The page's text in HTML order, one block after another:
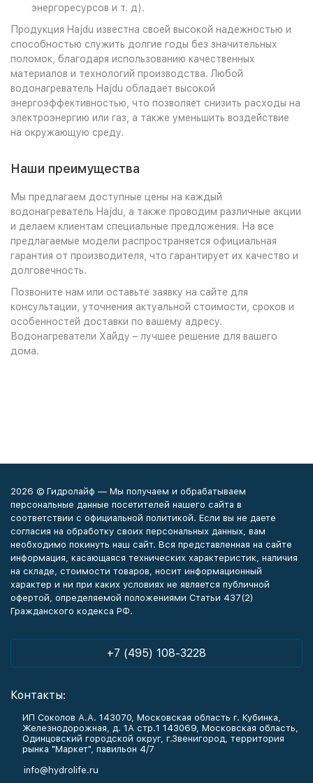
энергоресурсов и т. д).
Продукция Hajdu известна своей высокой надежностью и
способностью служить долгие годы без значительных
поломок, благодаря использованию качественных
материалов и технологий производства. Любой
водонагреватель Hajdu обладает высокой
энергоэффективностью, что позволяет снизить расходы на
электроэнергию или газ, а также уменьшить воздействие
на окружающую среду.
Наши преимущества
Мы предлагаем доступные цены на каждый
водонагреватель Hajdu, а также проводим различные акции
и делаем клиентам специальные предложения. На все
предлагаемые модели распространяется официальная
гарантия от производителя, что гарантирует их качество и
долговечность.
Позвоните нам или оставьте заявку на сайте для
консультации, уточнения актуальной стоимости, сроков и
особенностей доставки по вашему адресу.
Водонагреватели Хайду – лучшее решение для вашего
дома.
2026 © Гидролайф — Мы получаем и обрабатываем
персональные данные посетителей нашего сайта в
соответствии с официальной политикой. Если вы не даете
согласия на обработку своих персональных данных, вам
необходимо покинуть наш сайт. Вся представленная на сайте
информация, касающаяся технических характеристик, наличия
на складе, стоимости товаров, носит информационный
характер и ни при каких условиях не является публичной
офертой, определяемой положениями Статьи 437(2)
Гражданского кодекса РФ.
+7 (495) 108-3228
Контакты:
ИП Соколов А.А. 143070, Московская область г. Кубинка,
Железнодорожная, д. 1А стр.1 143069, Московская область,
Одинцовский городской округ, г.Звенигород, территория
рынка "Маркет", павильон 4/7
info@hydrolife.ru